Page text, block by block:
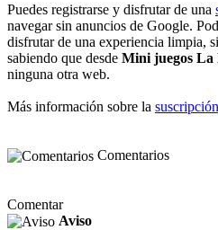
Puedes registrarse y disfrutar de una
navegar sin anuncios de Google.
disfrutar de una experiencia limpia,
sabiendo que desde Mini juegos La
ninguna otra web.
Más información sobre la
Comentarios
Comentar
Aviso